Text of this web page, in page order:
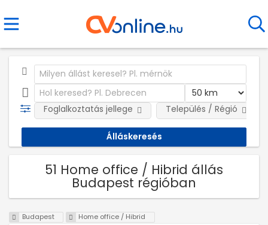
Foglalkoztatás jellege Település / Régió
51 Home office / Hibrid állás
Budapest régióban
Budapest Home office / Hibrid